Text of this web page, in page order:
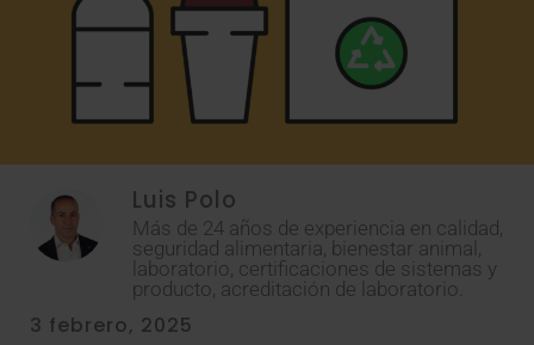
Luis Polo
Más de 24 años de experiencia en calidad,
seguridad alimentaria, bienestar animal,
laboratorio, certificaciones de sistemas y
producto, acreditación de laboratorio.
3 febrero, 2025